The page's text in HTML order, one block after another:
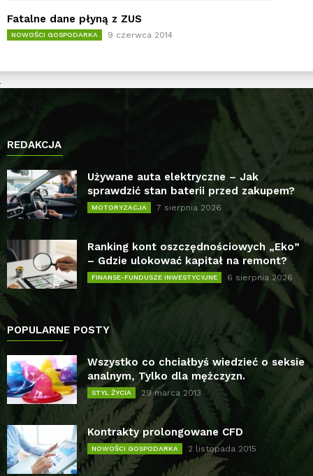
Fatalne dane płyną z ZUS
NOWOŚCI GOSPODARKA 9 czerwca 2014
REDAKCJA
Używane auta elektryczne – Jak
sprawdzić stan baterii przed zakupem?
MOTORYZACJA 7 sierpnia 2026
Ranking kont oszczędnościowych „Eko”
– Gdzie ulokować kapitał na remont?
FINANSE-FUNDUSZE INWESTYCYJNE 6 sierpnia 2026
POPULARNE POSTY
Wszystko co chciałbyś wiedzieć o seksie
analnym, Tylko dla mężczyzn.
STYL ŻYCIA 29 marca 2013
Kontrakty prolongowane CFD
NOWOŚCI GOSPODARKA 2 listopada 2015